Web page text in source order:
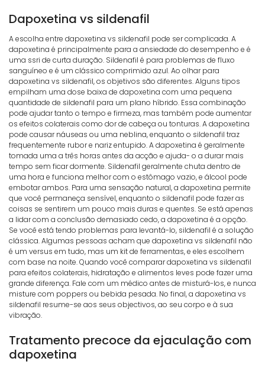
Dapoxetina vs sildenafil
A escolha entre dapoxetina vs sildenafil pode ser complicada. A
dapoxetina é principalmente para a ansiedade do desempenho e é
uma ssri de curta duração. Sildenafil é para problemas de fluxo
sanguíneo e é um clássico comprimido azul. Ao olhar para
dapoxetina vs sildenafil, os objetivos são diferentes. Alguns tipos
empilham uma dose baixa de dapoxetina com uma pequena
quantidade de sildenafil para um plano híbrido. Essa combinação
pode ajudar tanto o tempo e firmeza, mas também pode aumentar
os efeitos colaterais como dor de cabeça ou tonturas. A dapoxetina
pode causar náuseas ou uma neblina, enquanto o sildenafil traz
frequentemente rubor e nariz entupido. A dapoxetina é geralmente
tomada uma a três horas antes da acção e ajuda- o a durar mais
tempo sem ficar dormente. Sildenafil geralmente chuta dentro de
uma hora e funciona melhor com o estômago vazio, e álcool pode
embotar ambos. Para uma sensação natural, a dapoxetina permite
que você permaneça sensível, enquanto o sildenafil pode fazer as
coisas se sentirem um pouco mais duras e quentes. Se está apenas
a lidar com a conclusão demasiado cedo, a dapoxetina é a opção.
Se você está tendo problemas para levantá-lo, sildenafil é a solução
clássica. Algumas pessoas acham que dapoxetina vs sildenafil não
é um versus em tudo, mas um kit de ferramentas, e eles escolhem
com base na noite. Quando você comparar dapoxetina vs sildenafil
para efeitos colaterais, hidratação e alimentos leves pode fazer uma
grande diferença. Fale com um médico antes de misturá-los, e nunca
misture com poppers ou bebida pesada. No final, a dapoxetina vs
sildenafil resume-se aos seus objectivos, ao seu corpo e à sua
vibração.
Tratamento precoce da ejaculação com
dapoxetina